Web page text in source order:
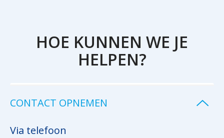
HOE KUNNEN WE JE
HELPEN?
CONTACT OPNEMEN
Via telefoon